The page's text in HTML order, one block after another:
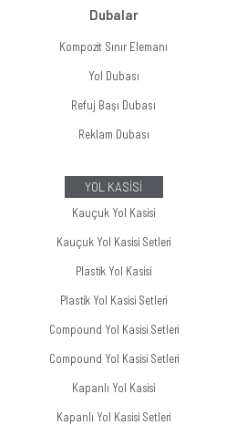
Dubalar
Kompozit Sınır Elemanı
Yol Dubası
Refuj Başı Dubası
Reklam Dubası
YOL KASİSİ
Kauçuk Yol Kasisi
Kauçuk Yol Kasisi Setleri
Plastik Yol Kasisi
Plastik Yol Kasisi Setleri
Compound Yol Kasisi Setleri
Compound Yol Kasisi Setleri
Kapanlı Yol Kasisi
Kapanlı Yol Kasisi Setleri